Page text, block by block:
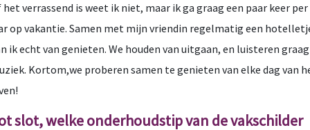
het verrassend is weet ik niet, maar ik ga graag een paar keer per
op vakantie. Samen met mijn vriendin regelmatig een
ik echt van genieten. We houden van uitgaan, en luisteren graag
Kortom,we proberen samen te genieten van elke dag van
slot, welke onderhoudstip van de vakschilder